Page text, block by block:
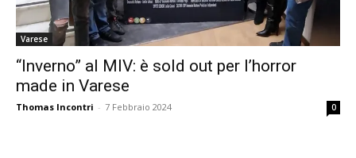
Varese
“Inverno” al MIV: è sold out per l’horror
made in Varese
Thomas Incontri - 7 Febbraio 2024 0